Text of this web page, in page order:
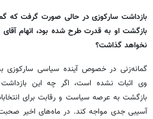
بازداشت سارکوزی در حالی صورت گرفت که
بازگشت او به قدرت طرح شده بود، اتهام آقای
نخواهد گذاشت؟
گمانه‌زنی در خصوص آینده سیاسی سارکوزی
وی اثبات نشده است، اگر چه این بازداشت
آسیبی جدی مواجه کند. در ماه‌های اخیر